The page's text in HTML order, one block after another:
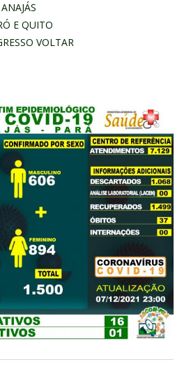
E QUITO
VOLTAR